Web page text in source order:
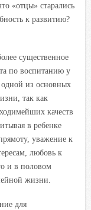
«отцы» старались
к развитию?
существенное
по воспитанию у
одной из основных
так как
качеств
в ребенке
уважение к
любовь к
и в половом
жизни.
для